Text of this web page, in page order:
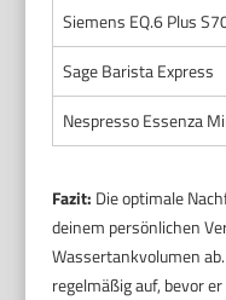
Siemens EQ.6 Plus
Sage Barista Express
Nespresso Essenza
Fazit: Die optimale
deinem persönlichen
Wassertankvolumen
regelmäßig auf, bevor